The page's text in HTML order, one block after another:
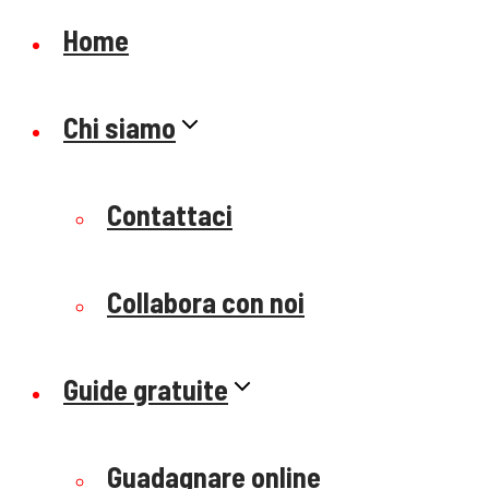
Home
Chi siamo
Contattaci
Collabora con noi
Guide gratuite
Guadagnare online